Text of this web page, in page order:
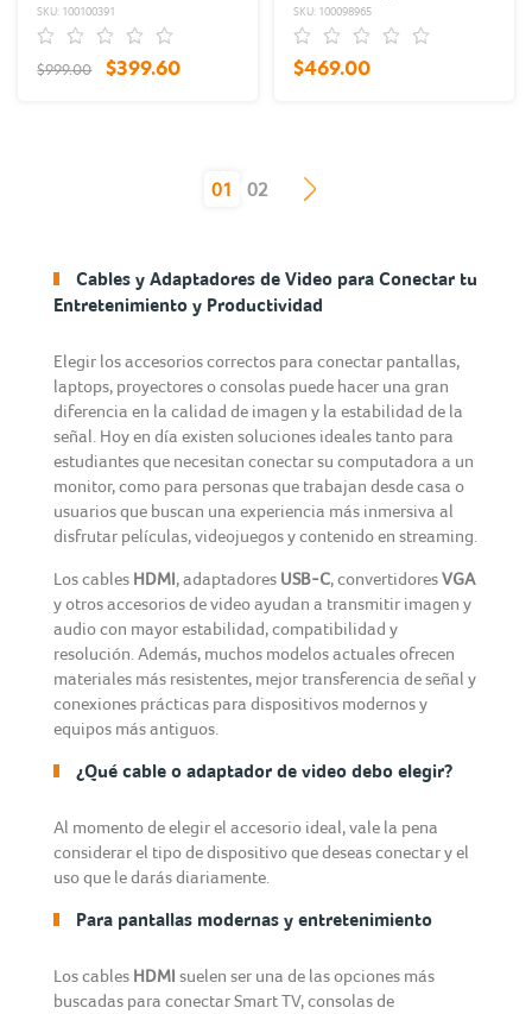
SKU: 100100391
$999.00 $399.60
SKU: 100098965
$469.00
01
(current)02
Cables y Adaptadores de Video para Conectar tu
Entretenimiento y Productividad
Elegir los accesorios correctos para conectar pantallas,
laptops, proyectores o consolas puede hacer una gran
diferencia en la calidad de imagen y la estabilidad de la
señal. Hoy en día existen soluciones ideales tanto para
estudiantes que necesitan conectar su computadora a un
monitor, como para personas que trabajan desde casa o
usuarios que buscan una experiencia más inmersiva al
disfrutar películas, videojuegos y contenido en streaming.
Los cables HDMI, adaptadores USB-C, convertidoresVGA
y otros accesorios de video ayudan a transmitir imagen y
audio con mayor estabilidad, compatibilidad y
resolución. Además, muchos modelos actuales ofrecen
materiales más resistentes, mejor transferencia de señal y
conexiones prácticas para dispositivos modernos y
equipos más antiguos.
¿Qué cable o adaptador de video debo elegir?
Al momento de elegir el accesorio ideal, vale la pena
considerar el tipo de dispositivo que deseas conectar y el
uso que le darás diariamente.
Para pantallas modernas y entretenimiento
Los cables HDMI suelen ser una de las opciones más
buscadas para conectar Smart TV, consolas de